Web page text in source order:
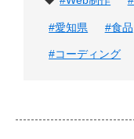
#愛知県 #食品
#コーディング